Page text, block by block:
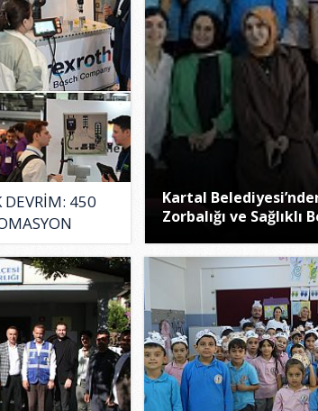
Kartal
Zorbalığı ve Sağlıklı
DEVRİM: 450